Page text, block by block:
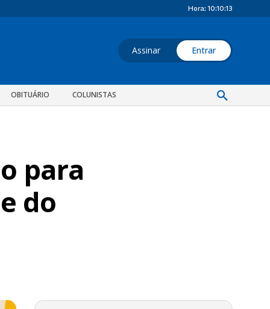
Hora: 10:10:14
Assinar Entrar
OBITUÁRIO COLUNISTAS
para
do